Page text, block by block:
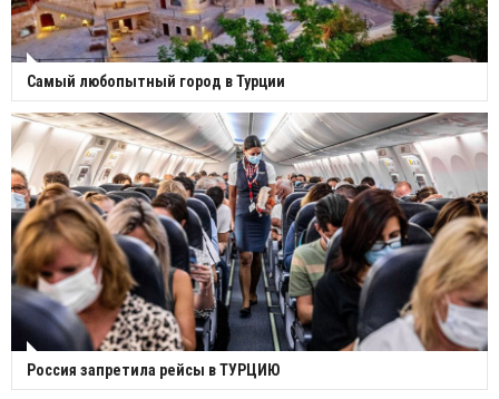
Самый любопытный город в Турции
Россия запретила рейсы в ТУРЦИЮ